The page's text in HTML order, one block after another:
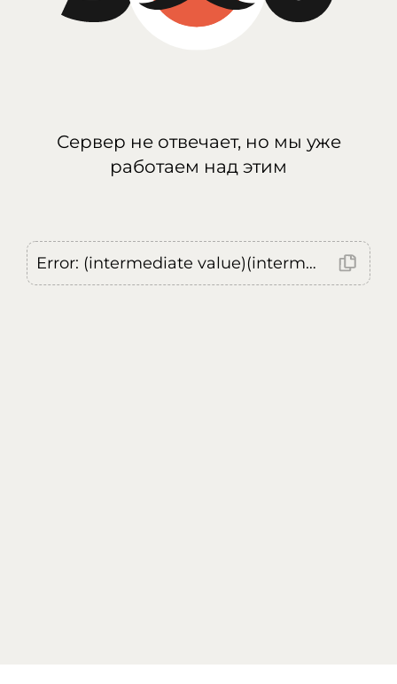
Сервер не отвечает, но мы уже
работаем над этим
Error: (intermediate value)(intermediate value)(intermediate value).replaceAll is not a function